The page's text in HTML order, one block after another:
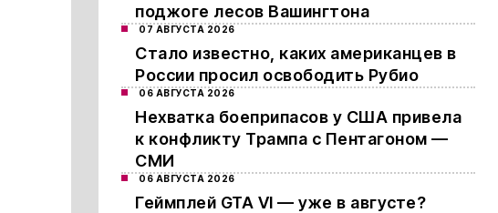
поджоге лесов Вашингтона
07 АВГУСТА 2026
Стало известно, каких американцев в
России просил освободить Рубио
06 АВГУСТА 2026
Нехватка боеприпасов у США привела
к конфликту Трампа с Пентагоном —
СМИ
06 АВГУСТА 2026
Геймплей GTA VI — уже в августе?